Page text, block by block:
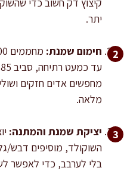
יתר.
חימום שמנת:
מחפשים אדים חזקים
מלאה.
יציקת שמנת והמתנה:
בלי לערבב, כדי לאפשר